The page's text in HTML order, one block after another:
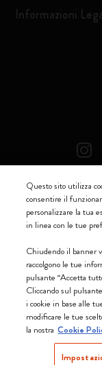
Informazioni
Moleskine ® è un
Moleskine srl a
Soc. €2.181.513,42
Questo sito utilizza
consentire il
personalizzare la tua
in linea con le tue
Chiudendo il banner
raccolgono le tue
pulsante “Accetta
Cliccando sul
i cookie in base alle
modificare le tue
la nostra Cookie